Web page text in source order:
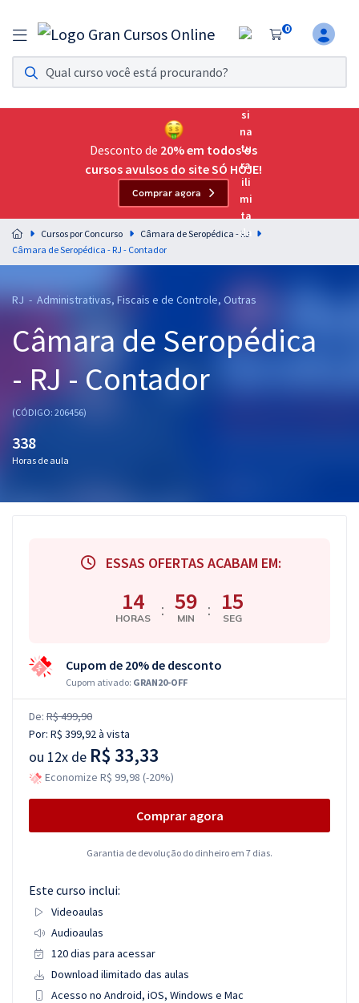
0
Assinatura Ilimitada 11
Acesso a todos os cursos. Teste grátis por 7 dias!
Assinatura OAB Até Passar
Acesso ilimitado a toda preparação para o Exame da
Residências Multiprofissionais
Preparação completa e intensiva para as principais
residências em saúde do Brasil
Cursos 20% OFF
Graduação
OAB
Conteúdo gratuito
Atendimento
Desconto de 20% em todos os
cursos avulsos do site SÓ HOJE!
Comprar agora
Cursos por Concurso
Câmara de Seropédica - RJ
Câmara de Seropédica - RJ - Contador
RJ - Administrativas, Fiscais e de Controle, Outras
Câmara de Seropédica
- RJ - Contador
(CÓDIGO: 206456)
338
Horas de aula
ESSAS OFERTAS ACABAM EM:
14
HORAS : 59
MIN : 14
SEG
Cupom de 20% de desconto
Cupom ativado: GRAN20-OFF
De: R$ 499,90
Por: R$ 399,92à vista
ou 12x de R$ 33,33
Economize R$ 99,98 (-20%)
Comprar agora
Garantia de devolução do dinheiro em 7 dias.
Este curso inclui:
Videoaulas
Audioaulas
120 dias para acessar
Download ilimitado das aulas
Acesso no Android, iOS, Windows e Mac